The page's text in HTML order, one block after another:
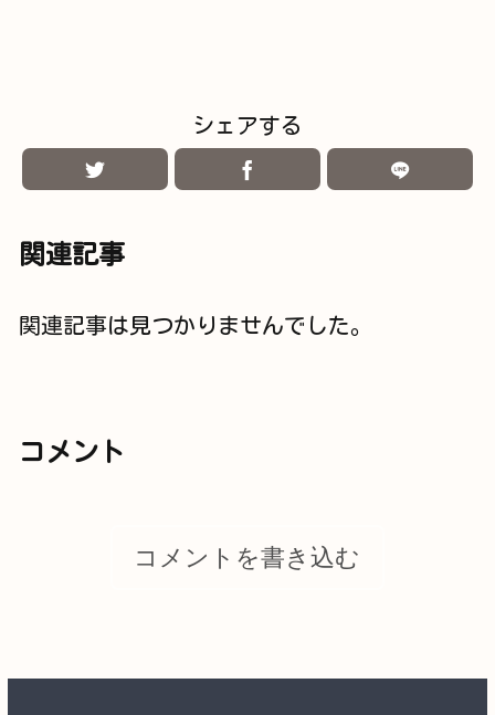
シェアする
関連記事
関連記事は見つかりませんでした。
コメント
コメントを書き込む